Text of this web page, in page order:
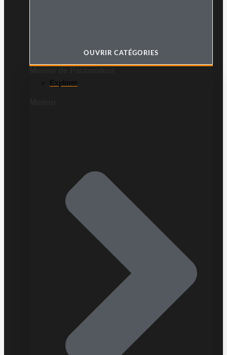
OUVRIR CATÉGORIES
Explorer